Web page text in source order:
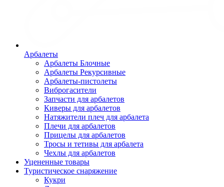
Арбалеты
Арбалеты Блочные
Арбалеты Рекурсивные
Арбалеты-пистолеты
Виброгасители
Запчасти для арбалетов
Киверы для арбалетов
Натяжители плеч для арбалета
Плечи для арбалетов
Прицелы для арбалетов
Тросы и тетивы для арбалета
Чехлы для арбалетов
Уцененные товары
Туристическое снаряжение
Кукри